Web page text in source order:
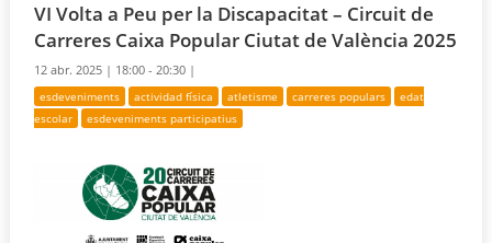
VI Volta a Peu per la Discapacitat – Circuit de
Carreres Caixa Popular Ciutat de València 2025
12 abr. 2025 | 18:00 - 20:30 |
esdeveniments actividad física atletisme carreres populars
edat
escolar
esdeveniments participatius